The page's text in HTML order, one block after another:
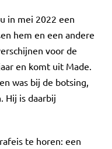
in mei 2022 een
hem en een andere
voor de
en komt uit Made.
was bij de botsing,
Hij is daarbij
te horen: een